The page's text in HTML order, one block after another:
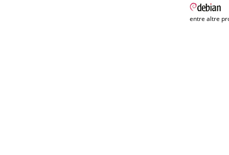
entre altre